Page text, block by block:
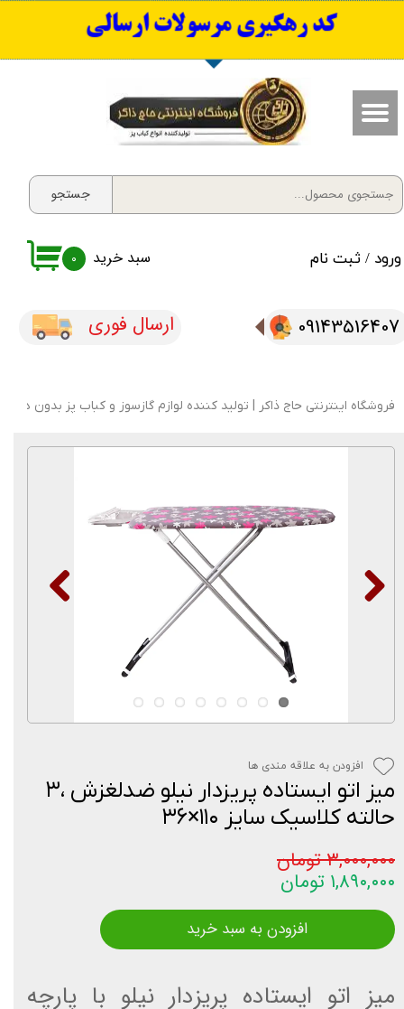
ورود / ثبت نام
حساب کاربری من
سفارشات
۰
جستجو
​کد رهگیری مرسولات ارسالی
09143516407​​​​​​​ ارسال فوری
سبد خرید
فروشگاه اینترنتی حاج ذاکر | تولید کننده لوازم گازسوز و کباب پز بدون دود
میز اتو ایستاده پریزدار نیلو ضدلغزش ،۳
حالته کلاسیک سایز ۱۱۰×۳۶
۳,۰۰۰,۰۰۰ تومان
۱,۸۹۰,۰۰۰ تومان
میز اتو ایستاده پریزدار نیلو با پارچه
افزودن به سبد خرید
افزودن به علاقه مندی ها